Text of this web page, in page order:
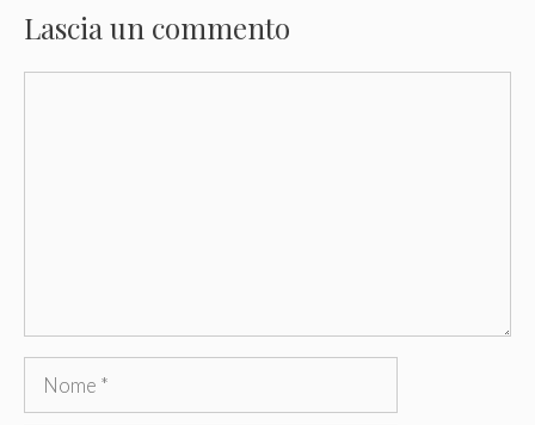
Lascia un commento
Nome